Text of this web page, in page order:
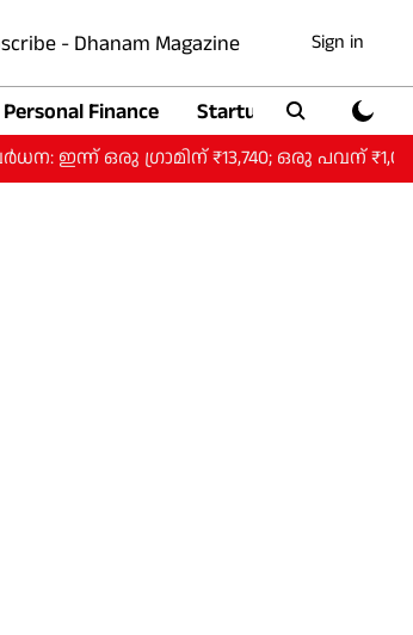
- Dhanam Magazine Sign in
Personal Finance Startup
​ഗ്രാമിന് ₹13,740; ഒരു പവന് ₹1,09,920.